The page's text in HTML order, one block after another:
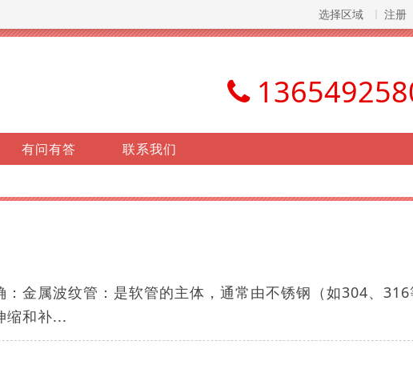
选择区域 注册
有问有答 联系我们
金属波纹管：是软管的主体，通常由不锈钢（如304、
缩和补...